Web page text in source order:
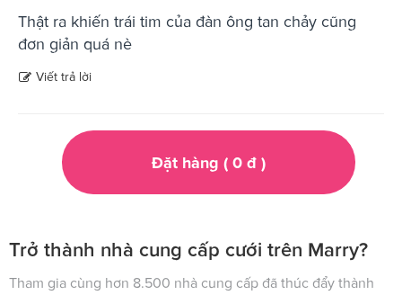
Thật ra khiến trái tim của đàn ông tan chảy cũng
đơn giản quá nè
Viết trả lời
Đặt hàng ( 0đ )
Trở thành nhà cung cấp cưới trên Marry?
Tham gia cùng hơn 8.500 nhà cung cấp đã thúc đẩy thành